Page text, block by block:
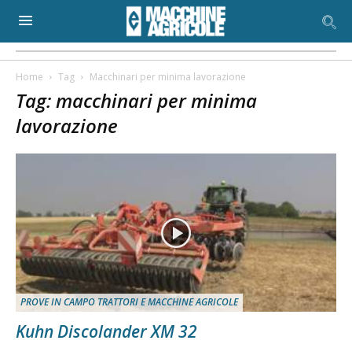
Home Tag Macchinari per minima lavorazione
Tag: macchinari per minima
lavorazione
PROVE IN CAMPO TRATTORI E MACCHINE AGRICOLE
Kuhn Discolander XM 32